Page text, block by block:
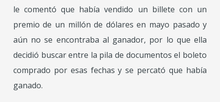
le comentó que había vendido un billete con un
premio de un millón de dólares en mayo pasado y
aún no se encontraba al ganador, por lo que ella
decidió buscar entre la pila de documentos el boleto
comprado por esas fechas y se percató que había
ganado.